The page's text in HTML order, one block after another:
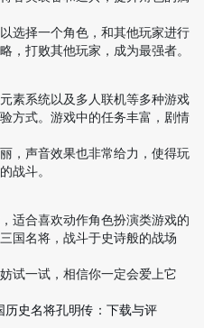
选择一个角色，和其他玩家进行
，打败其他玩家，成为最强者。
素系统以及多人联机等多种游戏
方式。游戏中的任务丰富，剧情
，声音效果也非常给力，使得玩
战斗。
适合喜欢动作角色扮演类游戏的
国名将，战斗于史诗般的战场
试一试，相信你一定会爱上它
史名将孔明传：下载与评